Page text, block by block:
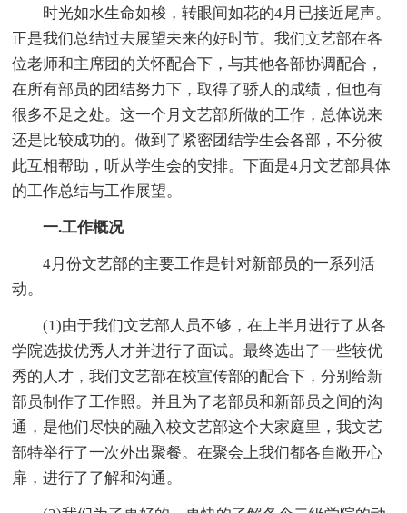
时光如水生命如梭，转眼间如花的4月已接近尾声。
正是我们总结过去展望未来的好时节。我们文艺部在各
位老师和主席团的关怀配合下，与其他各部协调配合，
在所有部员的团结努力下，取得了骄人的成绩，但也有
很多不足之处。这一个月文艺部所做的工作，总体说来
还是比较成功的。做到了紧密团结学生会各部，不分彼
此互相帮助，听从学生会的安排。下面是4月文艺部具体
的工作总结与工作展望。
一.工作概况
4月份文艺部的主要工作是针对新部员的一系列活
动。
(1)由于我们文艺部人员不够，在上半月进行了从各
学院选拔优秀人才并进行了面试。最终选出了一些较优
秀的人才，我们文艺部在校宣传部的配合下，分别给新
部员制作了工作照。并且为了老部员和新部员之间的沟
通，是他们尽快的融入校文艺部这个大家庭里，我文艺
部特举行了一次外出聚餐。在聚会上我们都各自敞开心
扉，进行了了解和沟通。